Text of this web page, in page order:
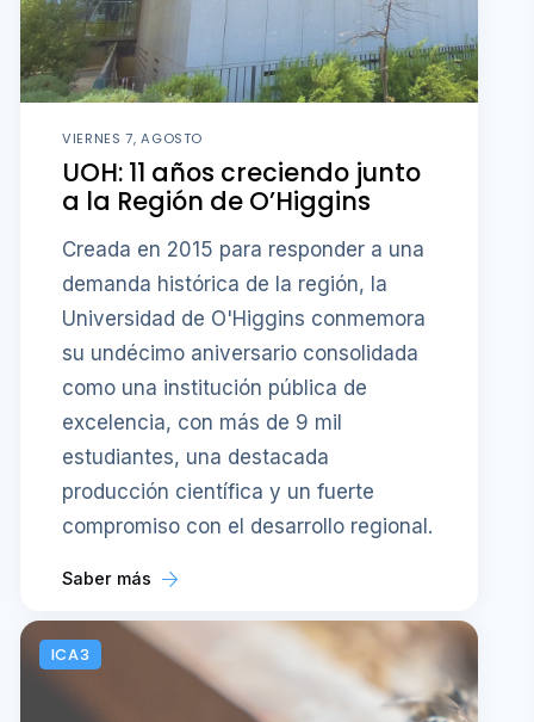
VIERNES 7, AGOSTO
UOH: 11 años creciendo junto
a la Región de O’Higgins
Creada en 2015 para responder a una
demanda histórica de la región, la
Universidad de O'Higgins conmemora
su undécimo aniversario consolidada
como una institución pública de
excelencia, con más de 9 mil
estudiantes, una destacada
producción científica y un fuerte
compromiso con el desarrollo regional.
Saber más
ICA3